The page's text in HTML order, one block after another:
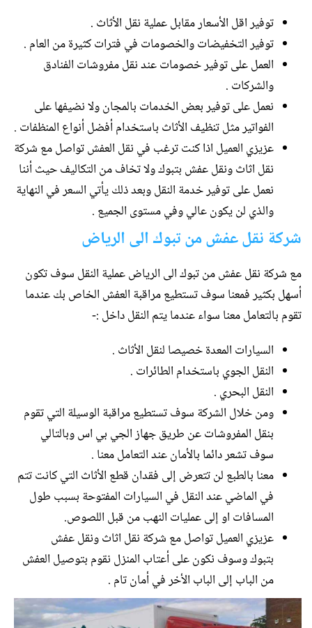
توفير اقل الأسعار مقابل عملية نقل الأثاث .
توفير التخفيضات والخصومات في فترات كثيرة من العام .
العمل على توفير خصومات عند نقل مفروشات الفنادق
والشركات .
نعمل على توفير بعض الخدمات بالمجان ولا نضيفها على
الفواتير مثل تنظيف الأثاث باستخدام أفضل أنواع المنظفات .
عزيزي العميل اذا كنت ترغب في نقل العفش تواصل مع شركة
نقل اثاث ونقل عفش بتبوك ولا تخاف من التكاليف حيث أننا
نعمل على توفير خدمة النقل وبعد ذلك يأتي السعر في النهاية
والذي لن يكون عالي وفي مستوى الجميع .
شركة نقل عفش من تبوك الى الرياض
مع شركة نقل عفش من تبوك الى الرياض عملية النقل سوف تكون
أسهل بكثير فمعنا سوف تستطيع مراقبة العفش الخاص بك عندما
تقوم بالتعامل معنا سواء عندما يتم النقل داخل :-
السيارات المعدة خصيصا لنقل الأثاث .
النقل الجوي باستخدام الطائرات .
النقل البحري .
ومن خلال الشركة سوف تستطيع مراقبة الوسيلة التي تقوم
بنقل المفروشات عن طريق جهاز الجي بي اس وبالتالي
سوف تشعر دائما بالأمان عند التعامل معنا .
معنا بالطبع لن تتعرض إلى فقدان قطع الأثاث التي كانت تتم
في الماضي عند النقل في السيارات المفتوحة بسبب طول
المسافات او إلى عمليات النهب من قبل اللصوص.
عزيزي العميل تواصل مع شركة نقل اثاث ونقل عفش
بتبوك وسوف نكون على أعتاب المنزل نقوم بتوصيل العفش
من الباب إلى الباب الأخر في أمان تام .